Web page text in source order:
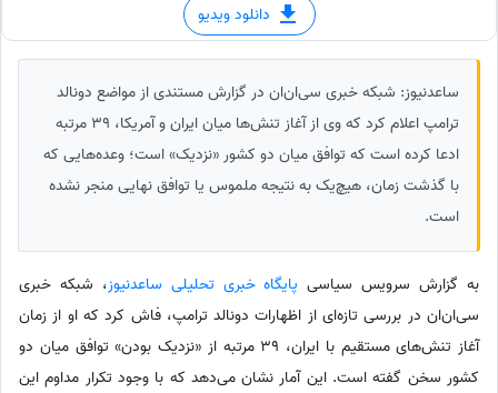
دانلود ویدیو
ساعدنیوز: شبکه خبری سی‌ان‌ان در گزارش مستندی از مواضع دونالد
ترامپ اعلام کرد که وی از آغاز تنش‌ها میان ایران و آمریکا، 39 مرتبه
ادعا کرده است که توافق میان دو کشور «نزدیک» است؛ وعده‌هایی که
با گذشت زمان، هیچ‌یک به نتیجه ملموس یا توافق نهایی منجر نشده
است.
به گزارش سرویس سیاسی پایگاه خبری تحلیلی ساعدنیوز، شبکه خبری
سی‌ان‌ان در بررسی تازه‌ای از اظهارات دونالد ترامپ، فاش کرد که او از زمان
آغاز تنش‌های مستقیم با ایران، 39 مرتبه از «نزدیک بودن» توافق میان دو
کشور سخن گفته است. این آمار نشان می‌دهد که با وجود تکرار مداوم این